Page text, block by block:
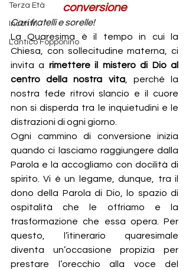
Terza Età
Incontri
L'antico Fopponino
conversione
Cari fratelli e sorelle!
La Quaresima è il tempo in cui la
Chiesa, con sollecitudine materna, ci
invita a rimettere il mistero di Dio al
centro della nostra vita, perché la
nostra fede ritrovi slancio e il cuore
non si disperda tra le inquietudini e le
distrazioni di ogni giorno.
Ogni cammino di conversione inizia
quando ci lasciamo raggiungere dalla
Parola e la accogliamo con docilità di
spirito. Vi è un legame, dunque, tra il
dono della Parola di Dio, lo spazio di
ospitalità che le offriamo e la
trasformazione che essa opera. Per
questo, l’itinerario quaresimale
diventa un’occasione propizia per
prestare l’orecchio alla voce del